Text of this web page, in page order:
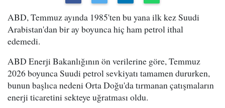
ABD, Temmuz ayında 1985'ten bu yana ilk kez Suudi
Arabistan'dan bir ay boyunca hiç ham petrol ithal
edemedi.
ABD Enerji Bakanlığının ön verilerine göre, Temmuz
2026 boyunca Suudi petrol sevkiyatı tamamen dururken,
bunun başlıca nedeni Orta Doğu'da tırmanan çatışmaların
enerji ticaretini sekteye uğratması oldu.